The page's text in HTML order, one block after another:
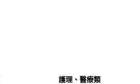
護理、醫療類